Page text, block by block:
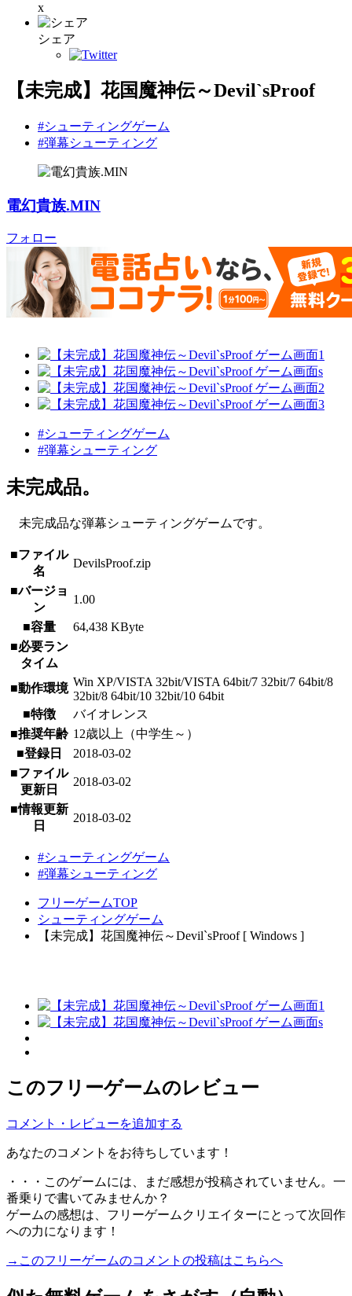
x
シェア
【未完成】花国魔神伝～Devil`sProof
#シューティングゲーム
#弾幕シューティング
電幻貴族.MIN
フォロー
#シューティングゲーム
#弾幕シューティング
未完成品。
未完成品な弾幕シューティングゲームです。
■ファイル
名
DevilsProof.zip
■バージョ
ン
1.00
■容量
64,438 KByte
■必要ラン
タイム
■動作環境 Win XP/VISTA 32bit/VISTA 64bit/7 32bit/7 64bit/8
32bit/8 64bit/10 32bit/10 64bit
■特徴
バイオレンス
■推奨年齢 12歳以上（中学生～）
■登録日
2018-03-02
■ファイル
更新日
2018-03-02
■情報更新
日
2018-03-02
#シューティングゲーム
#弾幕シューティング
フリーゲームTOP
シューティングゲーム
【未完成】花国魔神伝～Devil`sProof [ Windows ]
このフリーゲームのレビュー
コメント・レビューを追加する
あなたのコメントをお待ちしています！
・・・このゲームには、まだ感想が投稿されていません。一
番乗りで書いてみませんか？
ゲームの感想は、フリーゲームクリエイターにとって次回作
への力になります！
→このフリーゲームのコメントの投稿はこちらへ